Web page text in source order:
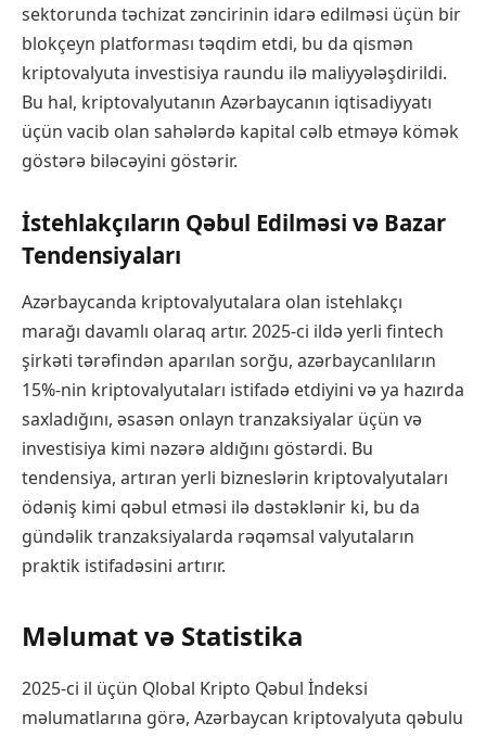
sektorunda təchizat zəncirinin idarə edilməsi üçün bir
blokçeyn platforması təqdim etdi, bu da qismən
kriptovalyuta investisiya raundu ilə maliyyələşdirildi.
Bu hal, kriptovalyutanın Azərbaycanın iqtisadiyyatı
üçün vacib olan sahələrdə kapital cəlb etməyə kömək
göstərə biləcəyini göstərir.
İstehlakçıların Qəbul Edilməsi və Bazar
Tendensiyaları
Azərbaycanda kriptovalyutalara olan istehlakçı
marağı davamlı olaraq artır. 2025-ci ildə yerli fintech
şirkəti tərəfindən aparılan sorğu, azərbaycanlıların
15%-nin kriptovalyutaları istifadə etdiyini və ya hazırda
saxladığını, əsasən onlayn tranzaksiyalar üçün və
investisiya kimi nəzərə aldığını göstərdi. Bu
tendensiya, artıran yerli bizneslərin kriptovalyutaları
ödəniş kimi qəbul etməsi ilə dəstəklənir ki, bu da
gündəlik tranzaksiyalarda rəqəmsal valyutaların
praktik istifadəsini artırır.
Məlumat və Statistika
2025-ci il üçün Qlobal Kripto Qəbul İndeksi
məlumatlarına görə, Azərbaycan kriptovalyuta qəbulu